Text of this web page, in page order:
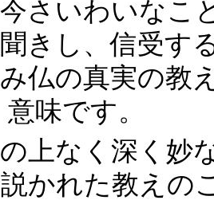
さいわいなこ
きし、信受す
仏の真実の教
味です。
の上なく深く妙
かれた教えの